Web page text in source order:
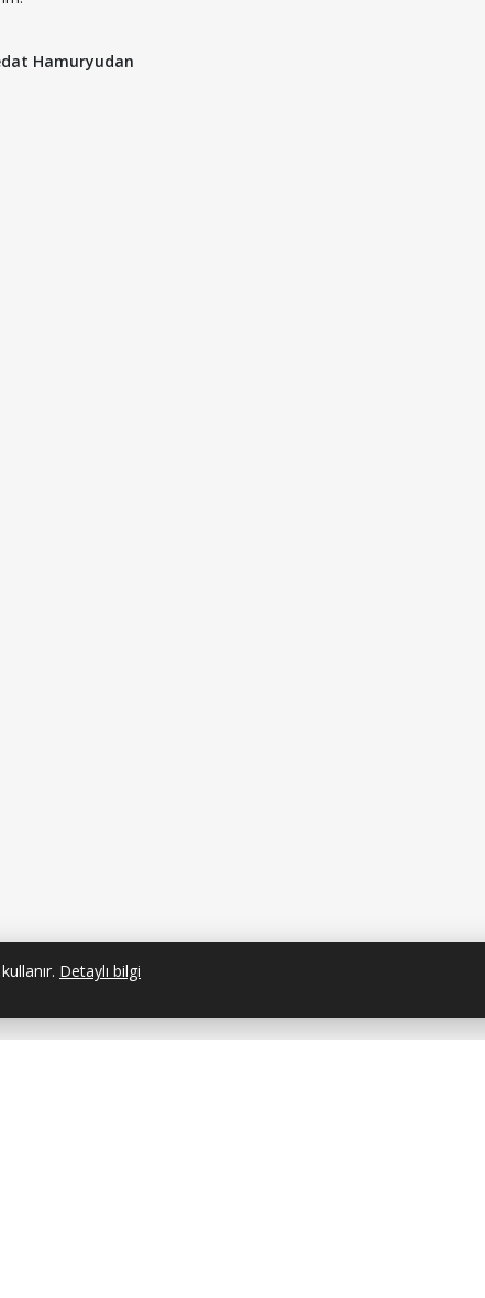
Hamuryudan
Detaylı bilgi